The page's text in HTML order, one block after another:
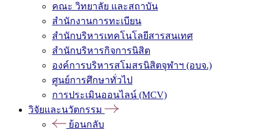
คณะ วิทยาลัย และสถาบัน
สำนักงานการทะเบียน
สำนักบริหารเทคโนโลยีสารสนเทศ
สำนักบริหารกิจการนิสิต
องค์การบริหารสโมสรนิสิตจุฬาฯ (อบจ.)
ศูนย์การศึกษาทั่วไป
การประเมินออนไลน์ (MCV)
วิจัยและนวัตกรรม
ย้อนกลับ